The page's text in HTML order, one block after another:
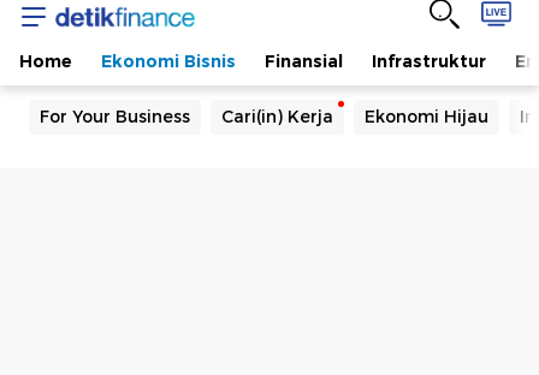
Home Ekonomi Bisnis Finansial Infrastruktur
For Your Business Cari(in) Kerja Ekonomi Hijau